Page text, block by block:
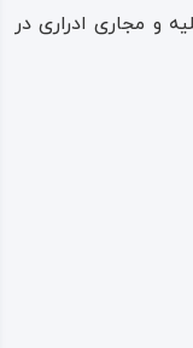
و مجاری ادراری در